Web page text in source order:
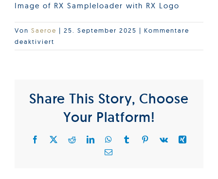
Image of RX Sampleloader with RX Logo
Von Saeroe | 25. September 2025 | Kommentare
deaktiviert
Tumbnail_Sample-
Share This Story, Choose
Your Platform!
Facebook RedditLinkedInWhatsApp
TumblrPinterest
Vk